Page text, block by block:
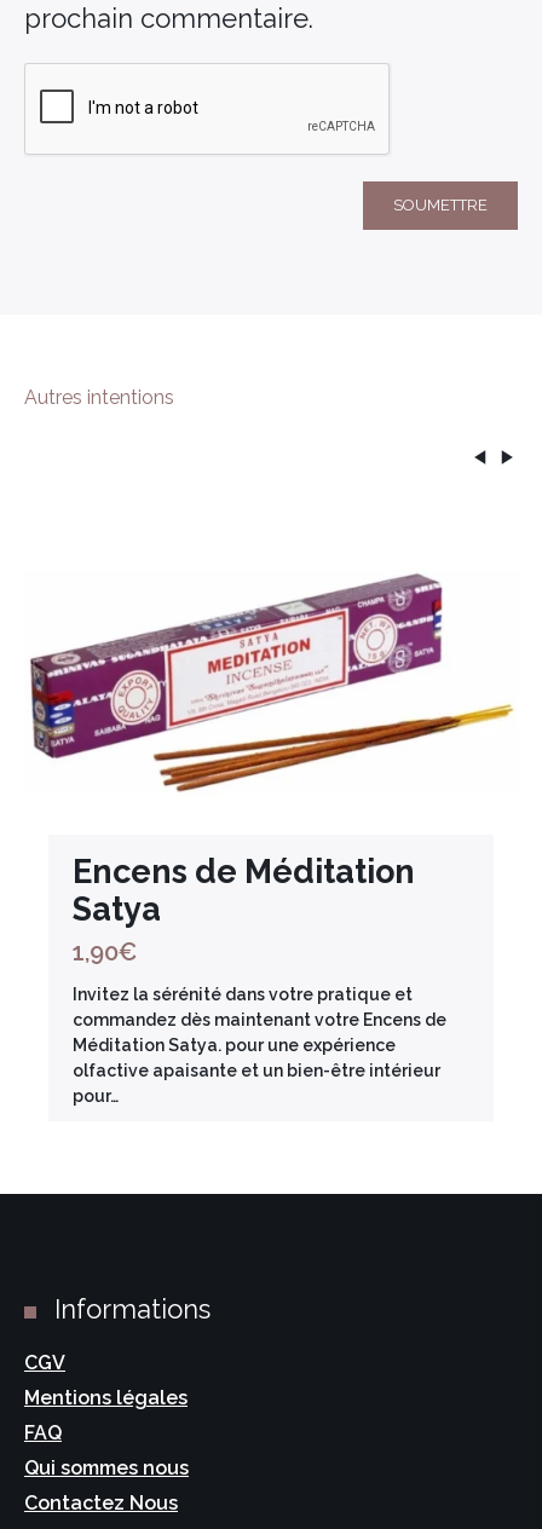
prochain commentaire.
Autres intentions
Encens de Méditation
Satya
1,90€
Invitez la sérénité dans votre pratique et
commandez dès maintenant votre Encens de
Méditation Satya. pour une expérience
olfactive apaisante et un bien-être intérieur
pour…
Informations
CGV
Mentions légales
FAQ
Qui sommes nous
Contactez Nous